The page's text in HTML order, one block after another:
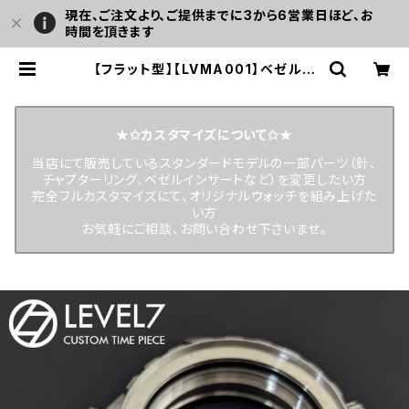
現在、ご注文より、ご提供までに3から6営業日ほど、お
時間を頂きます
【フラット型】【LVMA001】ベゼルイ
VEL7 | LEVEL7
★✩カスタマイズについて✩★
当店にて販売しているスタンダードモデルの一部パーツ（針、
チャプターリング、ベゼルインサートなど）を変更したい方
完全フルカスタマイズにて、オリジナルウォッチを組み上げた
い方
お気軽にご相談、お問い合わせ下さいませ。